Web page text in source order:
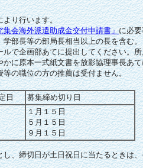
り行います。
集会海外派遣助成金交付申請書」に必
部長等の部局長相当以上の長を含む
で企画部あてに提出してください。
に原本一式紙文書を放影協理事長あ
の職位の方の推薦は受付ません。
日
募集締め切り日
１月１５日
５月１５日
９月１５日
、締切日が土日祝日に当たるときは